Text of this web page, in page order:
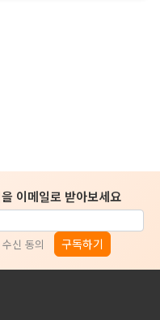
이메일로 받아보세요
신 동의 구독하기